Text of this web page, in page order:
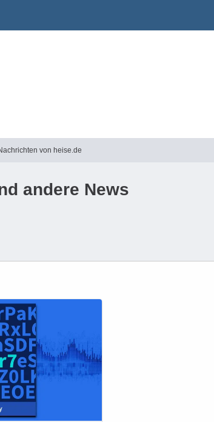
von heise.de
andere News